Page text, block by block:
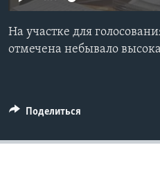
Learning English
На участке для
отмечена небывало
Поделиться